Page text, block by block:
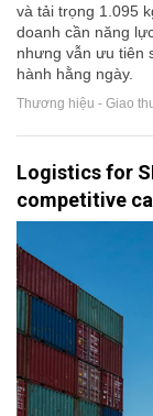
và tải trọng 1.095
doanh cần năng
nhưng vẫn ưu tiên
hành hằng ngày.
Thương hiệu - Giao
Logistics for
competitive